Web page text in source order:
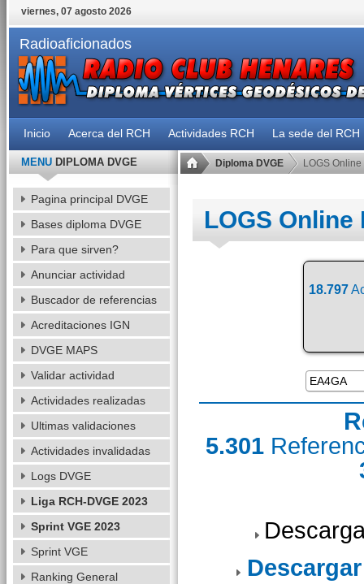
viernes, 07 agosto 2026
Radioaficionados
Inicio Acerca del RCH Actividades RCH La sede del RCH
Diploma DVGE LOGS Online
LOGS Online
18.797
5.301
MENUDIPLOMA DVGE
Pagina principal DVGE
Bases diploma DVGE
Para que sirven?
Anunciar actividad
Buscador de referencias
Acreditaciones IGN
DVGE MAPS
Validar actividad
Actividades realizadas
Ultimas validaciones
Actividades invalidadas
Logs DVGE
Liga RCH-DVGE 2023
Sprint VGE 2023
Sprint VGE
Ranking General